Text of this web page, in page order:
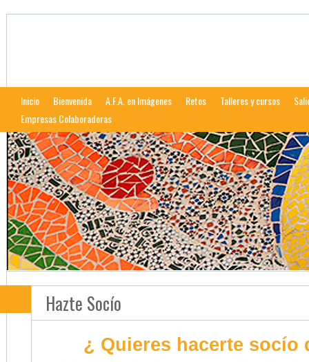
Inicio Bienvenida A.F.A. en Imágenes Retos Talleres y cursos
Empresas Colaboradoras
Hazte Socío
¿ Quieres hacerte socío